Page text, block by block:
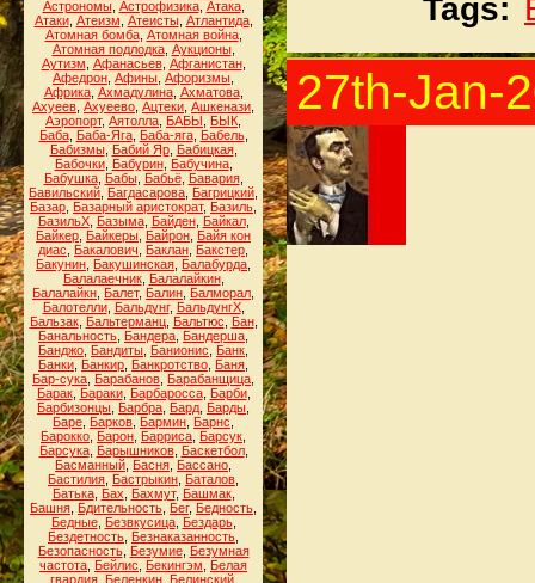
Астрономы, Астрофизика, Атака,
Атаки, Атеизм Атеисты, Атлантида,
Атомная бомба, Атомная война,
Атомная подлодка, Аукционы,
Аутизм Афанасьев, Афганистан,
Афедрон Афины Афоризмы
Африка, Ахмадулина, Ахматова,
Ахуеев Ахуеево Ацтеки Ашкенази
Аэропорт, Аятолла БАБЫ БЫК
Баба, Баба-Яга, Баба-яга, Бабель,
Бабизмы, Бабий Яр, Бабицкая,
Бабочки, Бабурин, Бабучина,
Бабушка, Бабы, Бабьё, Бавария,
Бавильский Багдасарова Багрицкий
Базар Базарный аристократ, Базиль
БазильХ, Базыма, Байден, Байкал,
Байкер Байкеры Байрон Байя кон
диас
Бакалович Баклан Бакстер
Бакунин Бакушинская Балабурда
Балалаечник, Балалайкин,
Балалайкн Балет, Балин Балморал
Балотелли, Бальдунг, БальдунгХ,
Бальзак, Бальтерманц, Бальтюс Бан,
Банальность Бандера Бандерша
Банджо Бандиты Банионис Банк
Банки Банкир Банкротство Баня
Бар-сука Барабанов Барабанщица
Барак, Бараки, Барбаросса, Барби,
Барбизонцы Барбра Бард Барды
Баре Барков Бармин Барнс
Барокко Барон Барриса Барсук
Барсука, Барышников, Баскетбол,
Басманный Басня Бассано
Бастилия Бастрыкин Баталов
Батька, Бах Бахмут, Башмак,
Башня Бдительность Бег, Бедность
Бедные, Безвкусица, Бездарь,
Бездетность Безнаказанность
Безопасность, Безумие, Безумная
частота Бейлис Бекингэм
Белая
гвардия, Беленкин, Белинский,
Tags:
27th-Jan-